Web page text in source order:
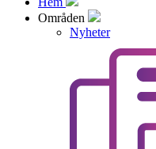
Områden
Nyheter